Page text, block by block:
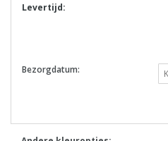
Levertijd:
Bezorgdatum: